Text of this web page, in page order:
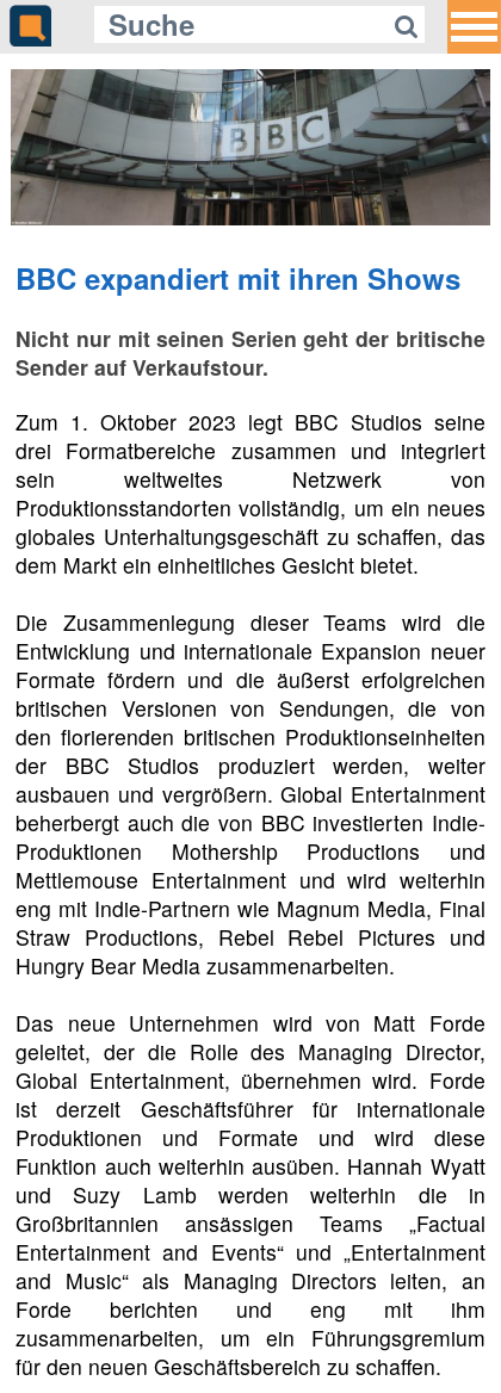
BBC expandiert mit ihren Shows
Nicht nur mit seinen Serien geht der britische
Sender auf Verkaufstour.
Zum 1. Oktober 2023 legt BBC Studios seine
drei Formatbereiche zusammen und integriert
sein weltweites Netzwerk von
Produktionsstandorten vollständig, um ein neues
globales Unterhaltungsgeschäft zu schaffen, das
dem Markt ein einheitliches Gesicht bietet.
Die Zusammenlegung dieser Teams wird die
Entwicklung und internationale Expansion neuer
Formate fördern und die äußerst erfolgreichen
britischen Versionen von Sendungen, die von
den florierenden britischen Produktionseinheiten
der BBC Studios produziert werden, weiter
ausbauen und vergrößern. Global Entertainment
beherbergt auch die von BBC investierten Indie-
Produktionen Mothership Productions und
Mettlemouse Entertainment und wird weiterhin
eng mit Indie-Partnern wie Magnum Media, Final
Straw Productions, Rebel Rebel Pictures und
Hungry Bear Media zusammenarbeiten.
Das neue Unternehmen wird von Matt Forde
geleitet, der die Rolle des Managing Director,
Global Entertainment, übernehmen wird. Forde
ist derzeit Geschäftsführer für internationale
Produktionen und Formate und wird diese
Funktion auch weiterhin ausüben. Hannah Wyatt
und Suzy Lamb werden weiterhin die in
Großbritannien ansässigen Teams „Factual
Entertainment and Events“ und „Entertainment
and Music“ als Managing Directors leiten, an
Forde berichten und eng mit ihm
zusammenarbeiten, um ein Führungsgremium
für den neuen Geschäftsbereich zu schaffen.